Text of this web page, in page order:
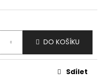
DO KOŠÍKU
Sdílet